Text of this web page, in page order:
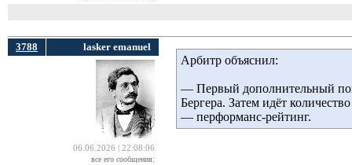
3788 lasker emanuel
06.06.2026 | 22:08:06
все его сообщения:
Арбитр объяснил:
— Первый дополнительный
Бергера. Затем идёт
— перформанс-рейтинг.